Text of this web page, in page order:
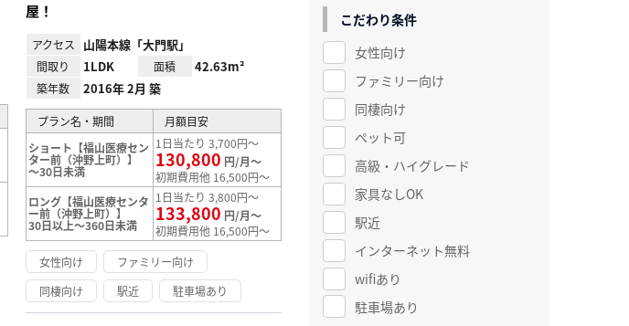
屋！
アクセス 山陽本線「大門駅」
間取り 1LDK 面積 42.63m²
築年数 2016年 2月 築
プラン名・期間
月額目安
ショート【福山医療セン
ター前（沖野上町）】
～30日未満
1日当たり 3,700円～
130,800 円/月～
初期費用他 16,500円～
ロング【福山医療センタ
ー前（沖野上町）】
30日以上～360日未満
1日当たり 3,800円～
133,800 円/月～
初期費用他 16,500円～
女性向け
ファミリー向け
同棲向け
駅近 駐車場あり
こだわり条件
女性向け
ファミリー向け
同棲向け
ペット可
高級・ハイグレード
家具なしOK
駅近
インターネット無料
wifiあり
駐車場あり